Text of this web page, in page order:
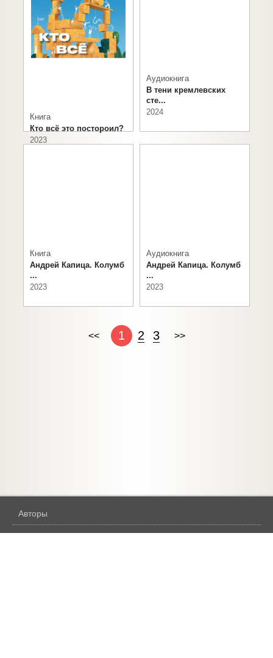
Книга
Кто всё это постороил?
2023
Аудиокнига
В тени кремлевских
сте...
2024
Книга
Андрей Капица. Колумб
...
2023
Аудиокнига
Андрей Капица. Колумб
...
2023
<< 1 2 3 >>
Авторы